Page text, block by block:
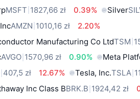
MSFT 1827,66 zł 0.39% Silver
AMZN 1010,16 zł
2.20%
Manufacturing Co LtdTSM
AVGO 1570,96 zł 0.90% Meta
407,5 zł 12.67% Tesla, Inc.TSLA
Inc Class BBRK.B 1924,42 zł